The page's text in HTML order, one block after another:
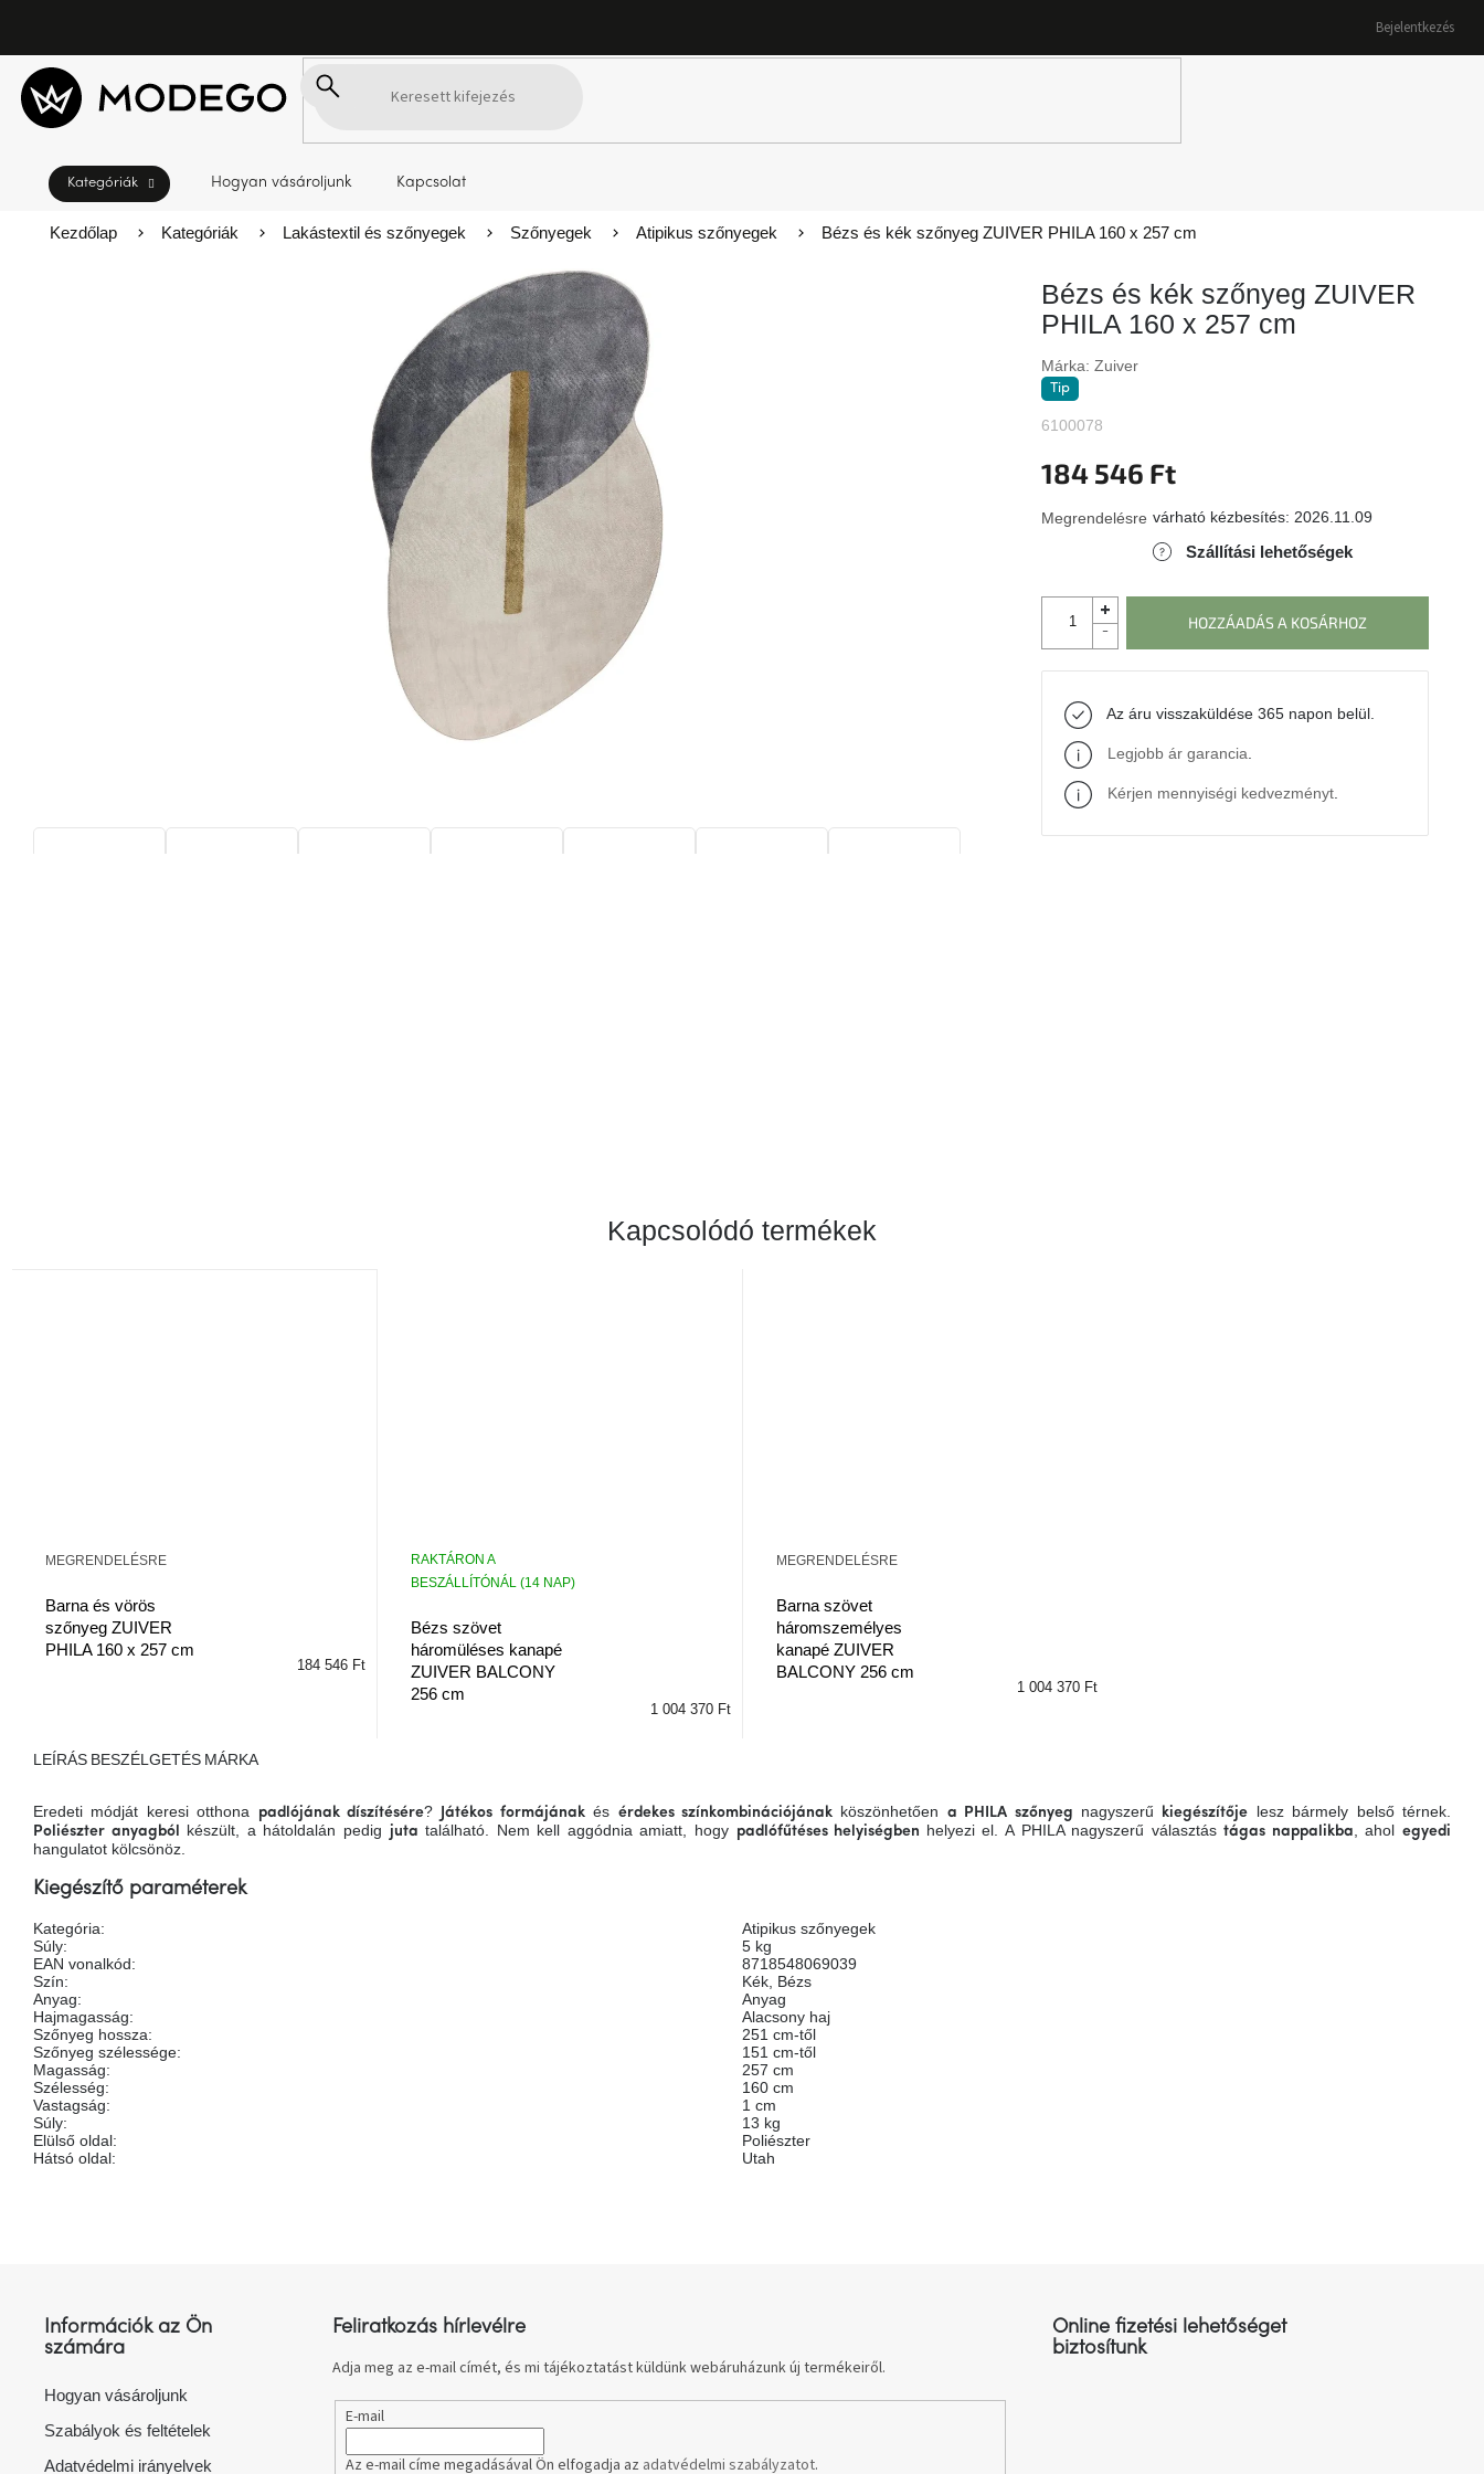
fő
tartalomhoz
Bejelentkezés
Hogyan vásároljunk Kapcsolat
Kezdőlap Kategóriák Lakástextil és szőnyegek Szőnyegek Atipikus szőnyegek Bézs és kék szőnyeg ZUIVER PHILA 160 x 257 cm
Bézs és kék szőnyeg ZUIVER
PHILA 160 x 257 cm
Márka: Zuiver
Tip
6100078
184 546 Ft
Megrendelésre várható kézbesítés: 2026.11.09
Szállítási lehetőségek
HOZZÁADÁS A KOSÁRHOZ
Az áru visszaküldése 365 napon belül.
Legjobb ár garancia
Kérjen mennyiségi kedvezményt.
Kapcsolódó termékek
Barna és vörös
szőnyeg ZUIVER
PHILA 160 x 257 cm
MEGRENDELÉSRE
184 546 Ft
Bézs szövet
háromüléses kanapé
ZUIVER BALCONY
256 cm
RAKTÁRON A
BESZÁLLÍTÓNÁL (14 NAP)
1 004 370 Ft
Barna szövet
háromszemélyes
kanapé ZUIVER
BALCONY 256 cm
MEGRENDELÉSRE
1 004 370 Ft
LEÍRÁS BESZÉLGETÉS MÁRKA
Eredeti módját keresi otthona padlójának díszítésére? Játékos formájánakés érdekes színkombinációjának köszönhetően a PHILA szőnyeg nagyszerű kiegészítője lesz bármely belső térnek.
Poliészter anyagból készült, a hátoldalán pedig juta található. Nem kell aggódnia amiatt, hogy padlófűtéses helyiségben helyezi el. A PHILA nagyszerű választástágas nappalikba , aholegyedi
hangulatot kölcsönöz.
Kiegészítő paraméterek
Kategória:
Atipikus szőnyegek
Súly:
5 kg
EAN vonalkód:
8718548069039
Szín: Kék Bézs
Anyag:
Anyag
Hajmagasság:
Alacsony haj
Szőnyeg hossza:
251 cm-től
Szőnyeg szélessége:
151 cm-től
Magasság:
257 cm
Szélesség:
160 cm
Vastagság:
1 cm
Súly:
13 kg
Elülső oldal:
Poliészter
Hátsó oldal: Utah
Információk az Ön
számára
Hogyan vásároljunk
Szabályok és feltételek
Adatvédelmi irányelvek
Feliratkozás hírlevélre
Adja meg az e-mail címét, és mi tájékoztatást küldünk webáruházunk új termékeiről.
E-mail
Az e-mail címe megadásával Ön elfogadja az adatvédelmi szabályzatot.
Online fizetési lehetőséget
biztosítunk